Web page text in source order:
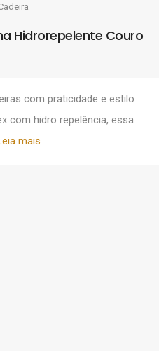
Hidrorepelente Couro
com praticidade e estilo
com hidro repelência, essa
mais